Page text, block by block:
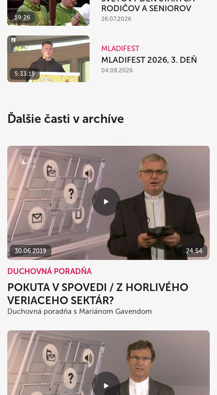
59:26
RODIČOV A SENIOROV
26.07.2026
5:33:15
MLADIFEST
MLADIFEST 2026, 3. DEŇ
04.08.2026
Ďalšie časti v archíve
30.06.2019 24:54
DUCHOVNÁ PORADŇA
POKUTA V SPOVEDI / Z HORLIVÉHO
VERIACEHO SEKTÁR?
Duchovná poradňa s Mariánom Gavendom